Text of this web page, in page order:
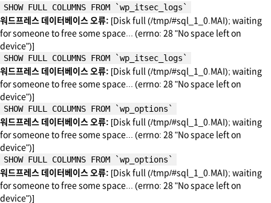
SHOW FULL COLUMNS FROM `wp_itsec_logs`
워드프레스 데이터베이스 오류: [Disk full (/tmp/#sql_1_0.MAI); waiting
for someone to free some space... (errno: 28 "No space left on
device")]
SHOW FULL COLUMNS FROM `wp_itsec_logs`
워드프레스 데이터베이스 오류: [Disk full (/tmp/#sql_1_0.MAI); waiting
for someone to free some space... (errno: 28 "No space left on
device")]
SHOW FULL COLUMNS FROM `wp_options`
워드프레스 데이터베이스 오류: [Disk full (/tmp/#sql_1_0.MAI); waiting
for someone to free some space... (errno: 28 "No space left on
device")]
SHOW FULL COLUMNS FROM `wp_options`
워드프레스 데이터베이스 오류: [Disk full (/tmp/#sql_1_0.MAI); waiting
for someone to free some space... (errno: 28 "No space left on
device")]